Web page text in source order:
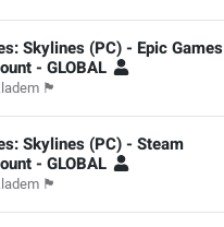
Skylines (PC) - Epic Games
- GLOBAL
🏴
Skylines (PC) - Steam
- GLOBAL
🏴